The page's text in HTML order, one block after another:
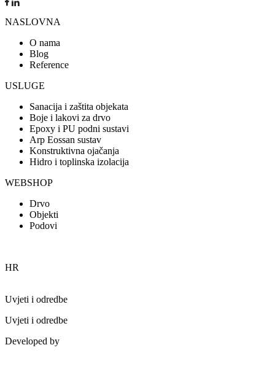
NASLOVNA
O nama
Blog
Reference
USLUGE
Sanacija i zaštita objekata
Boje i lakovi za drvo
Epoxy i PU podni sustavi
Arp Eossan sustav
Konstruktivna ojačanja
Hidro i toplinska izolacija
WEBSHOP
Drvo
Objekti
Podovi
HR
Uvjeti i odredbe
Uvjeti i odredbe
Developed by